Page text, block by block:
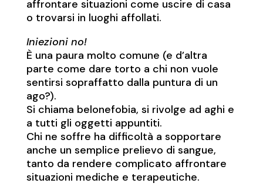
affrontare situazioni come uscire di casa
o trovarsi in luoghi affollati.
Iniezioni no!
È una paura molto comune (e d’altra
parte come dare torto a chi non vuole
sentirsi sopraffatto dalla puntura di un
ago?).
Si chiama belonefobia, si rivolge ad aghi e
a tutti gli oggetti appuntiti.
Chi ne soffre ha difficoltà a sopportare
anche un semplice prelievo di sangue,
tanto da rendere complicato affrontare
situazioni mediche e terapeutiche.